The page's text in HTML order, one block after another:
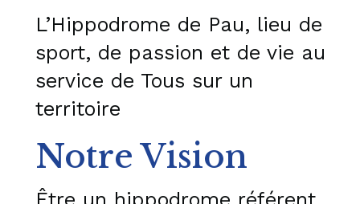
L’Hippodrome de Pau, lieu de
sport, de passion et de vie au
service de Tous sur un
territoire
Notre Vision